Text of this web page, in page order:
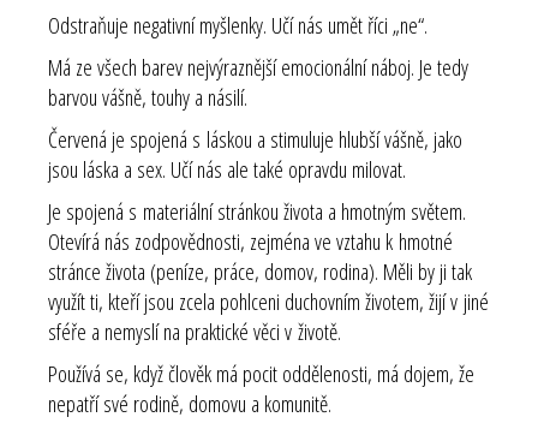
Odstraňuje negativní myšlenky. Učí nás umět říci „ne“.
Má ze všech barev nejvýraznější emocionální náboj. Je tedy
barvou vášně, touhy a násilí.
Červená je spojená s láskou a stimuluje hlubší vášně, jako
jsou láska a sex. Učí nás ale také opravdu milovat.
Je spojená s materiální stránkou života a hmotným světem.
Otevírá nás zodpovědnosti, zejména ve vztahu k hmotné
stránce života (peníze, práce, domov, rodina). Měli by ji tak
využít ti, kteří jsou zcela pohlceni duchovním životem, žijí v jiné
sféře a nemyslí na praktické věci v životě.
Používá se, když člověk má pocit oddělenosti, má dojem, že
nepatří své rodině, domovu a komunitě.